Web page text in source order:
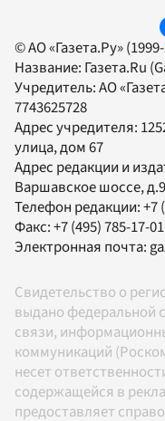
© АО «Газета.Ру»
Название: Газета.Ru
Учредитель:АО
7743625728
Адрес учредителя:
улица, дом 67
Адрес редакции и
Варшавское шоссе,
Телефон редакции:+7
Факс:+7 (495) 785-17-01
Электронная почта:
Свидетельство о
выдано федеральной
связи,
коммуникаций
несет
содержащейся в
предоставляет